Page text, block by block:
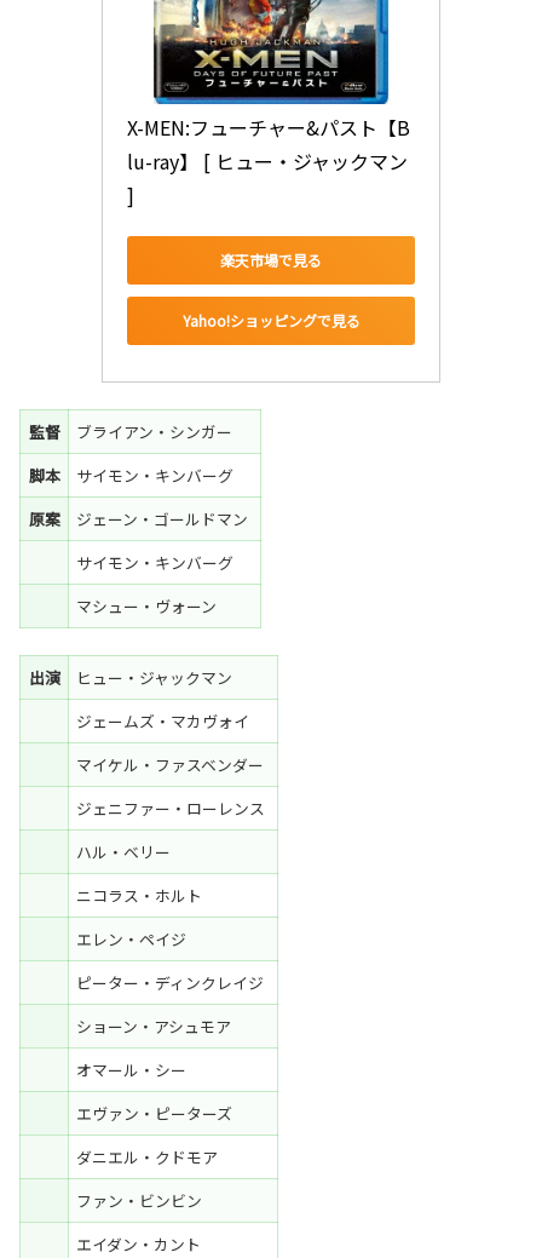
X-MEN:フューチャー&パスト【B
lu-ray】 [ ヒュー・ジャックマン
]
楽天市場で見る
Yahoo!ショッピングで見る
監督
ブライアン・シンガー
脚本
サイモン・キンバーグ
原案
ジェーン・ゴールドマン
サイモン・キンバーグ
マシュー・ヴォーン
出演
ヒュー・ジャックマン
ジェームズ・マカヴォイ
マイケル・ファスベンダー
ジェニファー・ローレンス
ハル・ベリー
ニコラス・ホルト
エレン・ペイジ
ピーター・ディンクレイジ
ショーン・アシュモア
オマール・シー
エヴァン・ピーターズ
ダニエル・クドモア
ファン・ビンビン
エイダン・カント